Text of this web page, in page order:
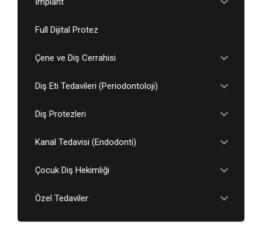
Full Dijital Protez
Çene ve Diş Cerrahisi
Diş Eti Tedavileri (Periodontoloji)
Diş Protezleri
Kanal Tedavisi (Endodonti)
Çocuk Diş Hekimliği
Özel Tedaviler